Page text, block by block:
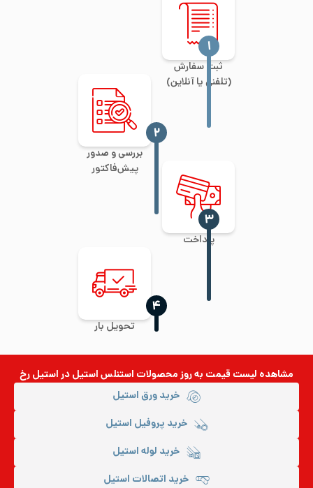
ثبت سفارش
(تلفنی یا آنلاین)
‍۱
بررسی و صدور
پیش‌فاکتور
‍۲
پرداخت
‍۳
تحویل بار
‍۴
مشاهده لیست قیمت به روزمحصولات استنلس استیلدر استیل رخ
خرید ورق استیل
خرید پروفیل استیل
خرید لوله استیل
خرید اتصالات استیل